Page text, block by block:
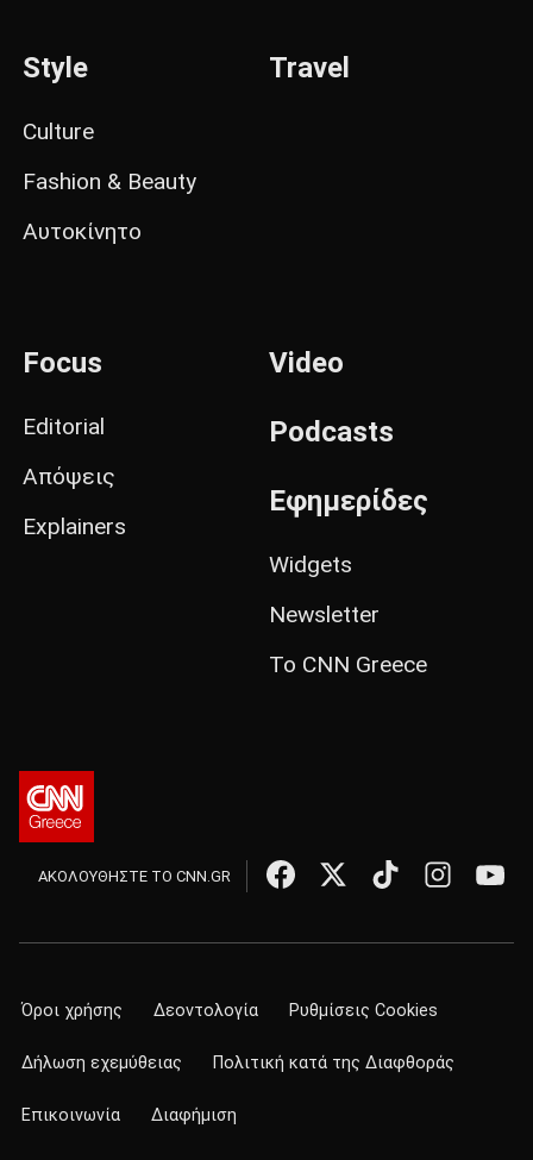
Style
Culture
Fashion & Beauty
Αυτοκίνητο
Travel
Focus
Editorial
Απόψεις
Explainers
Video
Podcasts
Εφημερίδες
Widgets
Newsletter
Το CNN Greece
ΑΚΟΛΟΥΘΗΣΤΕ ΤΟ CNN.GR
Όροι χρήσης Δεοντολογία Ρυθμίσεις Cookies
Δήλωση εχεμύθειας Πολιτική κατά της Διαφθοράς
Επικοινωνία Διαφήμιση